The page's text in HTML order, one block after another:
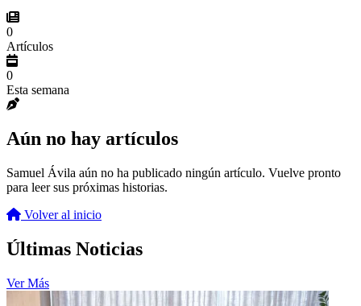
0
Artículos
0
Esta semana
Aún no hay artículos
Samuel Ávila aún no ha publicado ningún artículo. Vuelve pronto
para leer sus próximas historias.
Volver al inicio
Últimas Noticias
Ver Más